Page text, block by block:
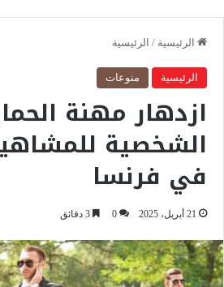
الرئيسية / الرئيسية
الرئيسية منوعات
ازدهار مهنة
الشخصية
في فرنسا
21 أبريل، 2025 0